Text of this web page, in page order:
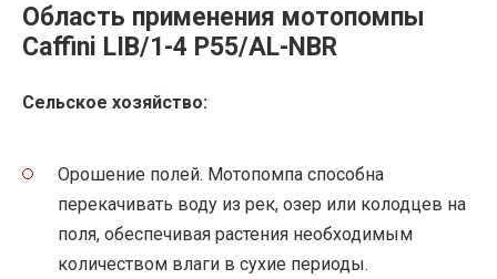
Область применения мотопомпы
Caffini LIB/1-4 P55/AL-NBR
Сельское хозяйство:
Орошение полей. Мотопомпа способна
перекачивать воду из рек, озер или колодцев на
поля, обеспечивая растения необходимым
количеством влаги в сухие периоды.